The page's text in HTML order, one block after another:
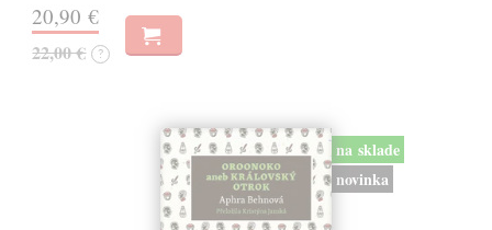
20,90 €
22,00 € ?
na sklade
novinka